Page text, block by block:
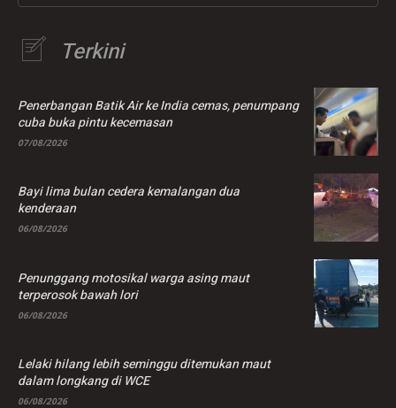
Terkini
Penerbangan Batik Air ke India cemas, penumpang
cuba buka pintu kecemasan
07/08/2026
Bayi lima bulan cedera kemalangan dua
kenderaan
06/08/2026
Penunggang motosikal warga asing maut
terperosok bawah lori
06/08/2026
Lelaki hilang lebih seminggu ditemukan maut
dalam longkang di WCE
06/08/2026